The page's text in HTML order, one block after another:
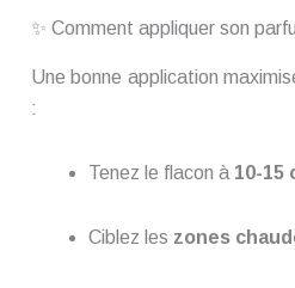
✨ Comment appliquer son
Une bonne application
:
Tenez le flacon à 10-15
Ciblez les zones